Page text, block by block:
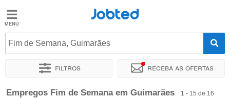
Jobted
Empregos
Salários
Jobted
Fim de Semana, Guimarães
Filtros Receba as ofertas
Ordenar por Localidade exata Empresa Agência de
Empregos Fim de Semana em Guimarães 1 - 15 de 16